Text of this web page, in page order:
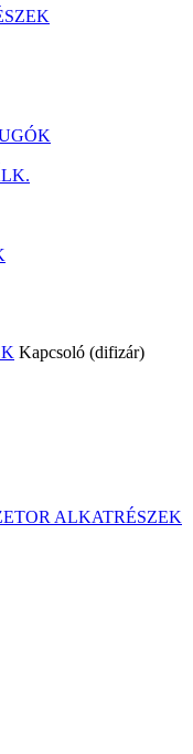
Kapcsoló (difizár)
ALKATRÉSZEK